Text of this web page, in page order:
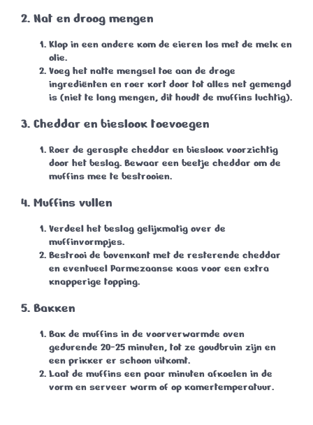
2. Nat en droog mengen
Klop in een andere kom de eieren los met de melk en
olie.
Voeg het natte mengsel toe aan de droge
ingrediënten en roer kort door tot alles net gemengd
is (niet te lang mengen, dit houdt de muffins luchtig).
3. Cheddar en bieslook toevoegen
Roer de geraspte cheddar en bieslook voorzichtig
door het beslag. Bewaar een beetje cheddar om de
muffins mee te bestrooien.
4. Muffins vullen
Verdeel het beslag gelijkmatig over de
muffinvormpjes.
Bestrooi de bovenkant met de resterende cheddar
en eventueel Parmezaanse kaas voor een extra
knapperige topping.
5. Bakken
Bak de muffins in de voorverwarmde oven
gedurende 20-25 minuten, tot ze goudbruin zijn en
een prikker er schoon uitkomt.
Laat de muffins een paar minuten afkoelen in de
vorm en serveer warm of op kamertemperatuur.